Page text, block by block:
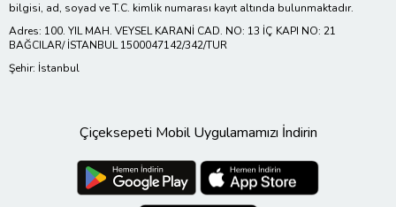
bilgisi, ad, soyad ve T.C. kimlik numarası kayıt altında bulunmaktadır.
Adres: 100. YIL MAH. VEYSEL KARANİ CAD. NO: 13 İÇ KAPI NO: 21
BAĞCILAR/ İSTANBUL 1500047142/342/TUR
Şehir: İstanbul
Çiçeksepeti Mobil Uygulamamızı İndirin